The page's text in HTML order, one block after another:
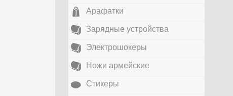
Арафатки
Зарядные устройства
Электрошокеры
Ножи армейские
Стикеры